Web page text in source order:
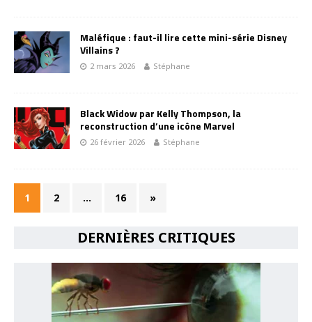
Maléfique : faut-il lire cette mini-série Disney
Villains ?
2 mars 2026 Stéphane
Black Widow par Kelly Thompson, la
reconstruction d’une icône Marvel
26 février 2026 Stéphane
1 2 … 16 »
DERNIÈRES CRITIQUES